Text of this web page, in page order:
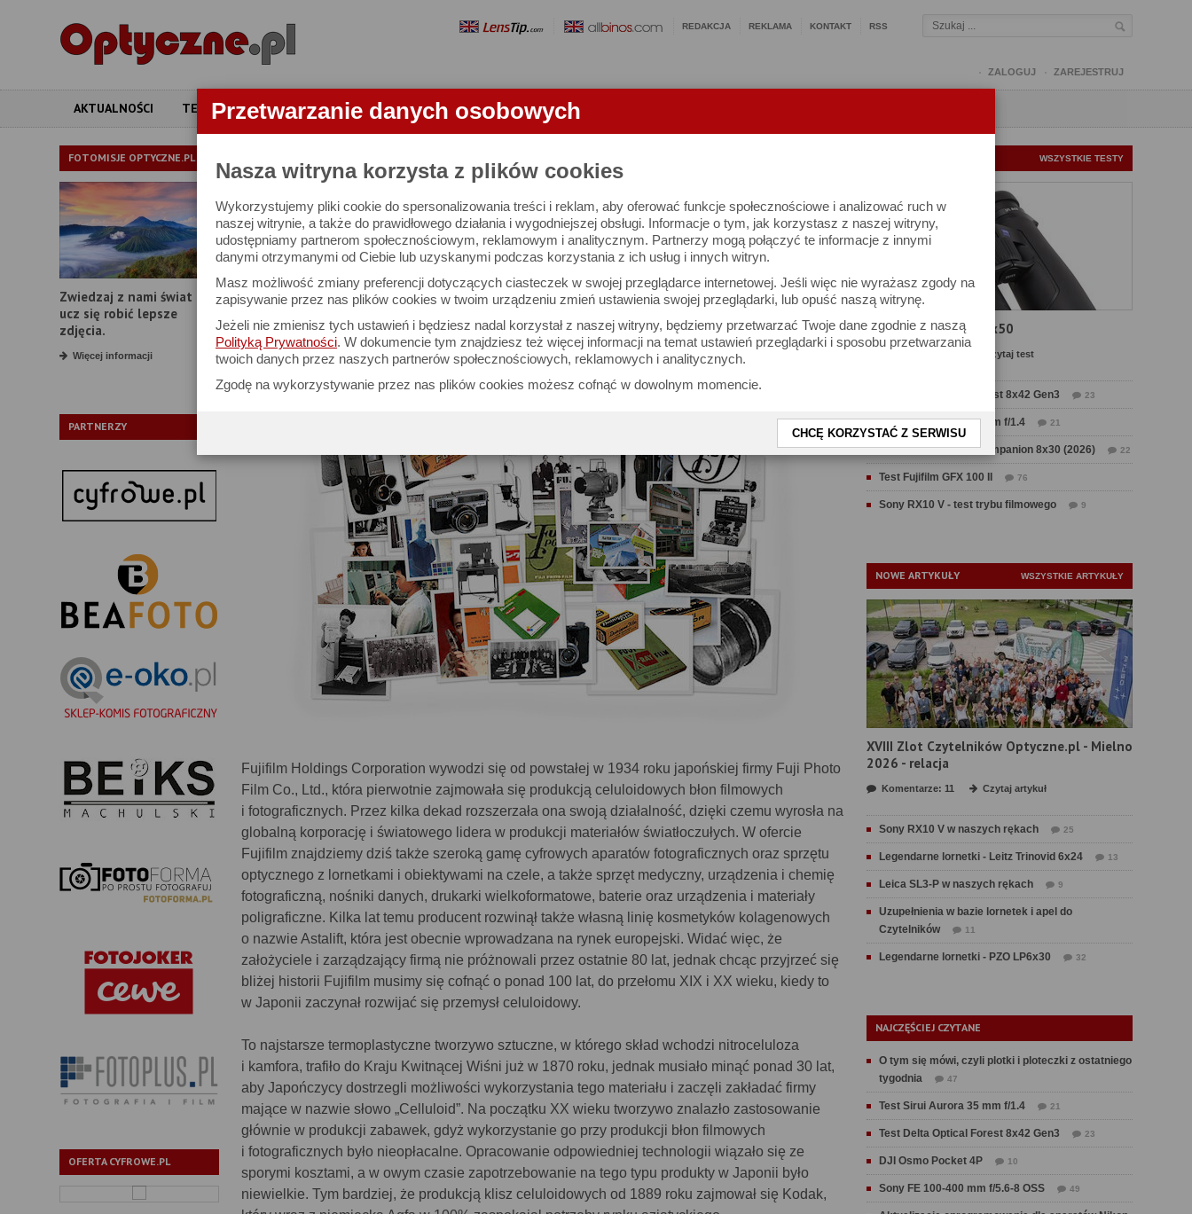
Przetwarzanie danych osobowych
Nasza witryna korzysta z plików cookies
Wykorzystujemy pliki cookie do spersonalizowania treści i reklam, aby oferować funkcje społecznościowe i analizować ruch w
naszej witrynie, a także do prawidłowego działania i wygodniejszej obsługi. Informacje o tym, jak korzystasz z naszej witryny,
udostępniamy partnerom społecznościowym, reklamowym i analitycznym. Partnerzy mogą połączyć te informacje z innymi
danymi otrzymanymi od Ciebie lub uzyskanymi podczas korzystania z ich usług i innych witryn.
Masz możliwość zmiany preferencji dotyczących ciasteczek w swojej przeglądarce internetowej. Jeśli więc nie wyrażasz zgody na
zapisywanie przez nas plików cookies w twoim urządzeniu zmień ustawienia swojej przeglądarki, lub opuść naszą witrynę.
Jeżeli nie zmienisz tych ustawień i będziesz nadal korzystał z naszej witryny, będziemy przetwarzać Twoje dane zgodnie z naszą
Polityką Prywatności. W dokumencie tym znajdziesz też więcej informacji na temat ustawień przeglądarki i sposobu przetwarzania
twoich danych przez naszych partnerów społecznościowych, reklamowych i analitycznych.
Zgodę na wykorzystywanie przez nas plików cookies możesz cofnąć w dowolnym momencie.
CHCĘ KORZYSTAĆ Z SERWISU
REDAKCJA REKLAMA KONTAKT RSS
ZALOGUJ ZAREJESTRUJ
AKTUALNOŚCI TESTY ARTYKUŁY APARATY OBIEKTYWY LORNETKI
FOTOMISJE OPTYCZNE.PL
Zwiedzaj z nami świat i
ucz się robić lepsze
zdjęcia.
Więcej informacji
PARTNERZY
OFERTA CYFROWE.PL
ARTYKUŁY
Historia Fujifilm - geneza
15 lutego 2012
Podziel się
Komentarze: 14
1. Historia Fujifilm - geneza
Fujifilm Holdings Corporation wywodzi się od powstałej w 1934 roku japońskiej firmy Fuji Photo
Film Co., Ltd., która pierwotnie zajmowała się produkcją celuloidowych błon filmowych
i fotograficznych. Przez kilka dekad rozszerzała ona swoją działalność, dzięki czemu wyrosła na
globalną korporację i światowego lidera w produkcji materiałów światłoczułych. W ofercie
Fujifilm znajdziemy dziś także szeroką gamę cyfrowych aparatów fotograficznych oraz sprzętu
optycznego z lornetkami i obiektywami na czele, a także sprzęt medyczny, urządzenia i chemię
fotograficzną, nośniki danych, drukarki wielkoformatowe, baterie oraz urządzenia i materiały
poligraficzne. Kilka lat temu producent rozwinął także własną linię kosmetyków kolagenowych
o nazwie Astalift, która jest obecnie wprowadzana na rynek europejski. Widać więc, że
założyciele i zarządzający firmą nie próżnowali przez ostatnie 80 lat, jednak chcąc przyjrzeć się
bliżej historii Fujifilm musimy się cofnąć o ponad 100 lat, do przełomu XIX i XX wieku, kiedy to
w Japonii zaczynał rozwijać się przemysł celuloidowy.
To najstarsze termoplastyczne tworzywo sztuczne, w którego skład wchodzi nitroceluloza
i kamfora, trafiło do Kraju Kwitnącej Wiśni już w 1870 roku, jednak musiało minąć ponad 30 lat,
aby Japończycy dostrzegli możliwości wykorzystania tego materiału i zaczęli zakładać firmy
mające w nazwie słowo „Celluloid”. Na początku XX wieku tworzywo znalazło zastosowanie
głównie w produkcji zabawek, gdyż wykorzystanie go przy produkcji błon filmowych
i fotograficznych było nieopłacalne. Opracowanie odpowiedniej technologii wiązało się ze
sporymi kosztami, a w owym czasie zapotrzebowanie na tego typu produkty w Japonii było
niewielkie. Tym bardziej, że produkcją klisz celuloidowych od 1889 roku zajmował się Kodak,
WSZYSTKIE TESTY
Test Carl Zeiss SFL 8x50
Czytaj test
Test Delta Optical Forest 8x42 Gen3 23
Test Sirui Aurora 35 mm f/1.4 21
Test Swarovski CL Companion 8x30 (2026) 22
Test Fujifilm GFX 100 II 76
Sony RX10 V - test trybu filmowego 9
NOWE ARTYKUŁY WSZYSTKIE ARTYKUŁY
XVIII Zlot Czytelników Optyczne.pl - Mielno
2026 - relacja
Komentarze: 11 Czytaj artykuł
Sony RX10 V w naszych rękach 25
Legendarne lornetki - Leitz Trinovid 6x24 13
Leica SL3-P w naszych rękach 9
Uzupełnienia w bazie lornetek i apel do
Czytelników
11
Legendarne lornetki - PZO LP6x30 32
NAJCZĘŚCIEJ CZYTANE
O tym się mówi, czyli plotki i ploteczki z ostatniego
tygodnia
47
Test Sirui Aurora 35 mm f/1.4 21
Test Delta Optical Forest 8x42 Gen3 23
DJI Osmo Pocket 4P 10
Sony FE 100-400 mm f/5.6-8 OSS 49